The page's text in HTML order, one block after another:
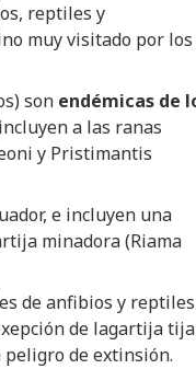
reptiles y
muy visitado por los
son endémicas de
a las ranas
y Pristimantis
e incluyen una
minadora (Riama
de anfibios y reptiles
de lagartija tija
peligro de extinsión.